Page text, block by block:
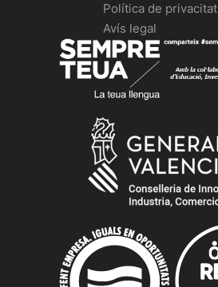
Política de privacitat
Avís legal